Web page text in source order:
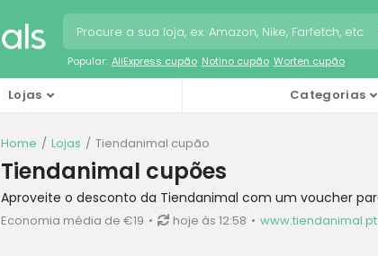
Popular: AliExpress cupão Notino cupão Worten cupão
Lojas Categorias
Home Lojas Tiendanimal cupão
Tiendanimal cupões
Aproveite o desconto da Tiendanimal com um voucher
Economia média de €19 hoje às 12:58 www.tiendanimal.pt